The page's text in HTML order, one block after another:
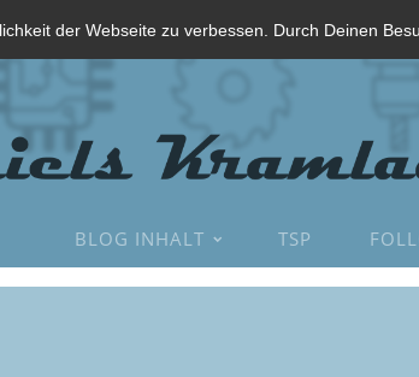
der Webseite zu verbessen. Durch Deinen
BLOG INHALT TSP